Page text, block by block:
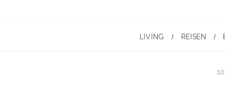
LIVING REISEN